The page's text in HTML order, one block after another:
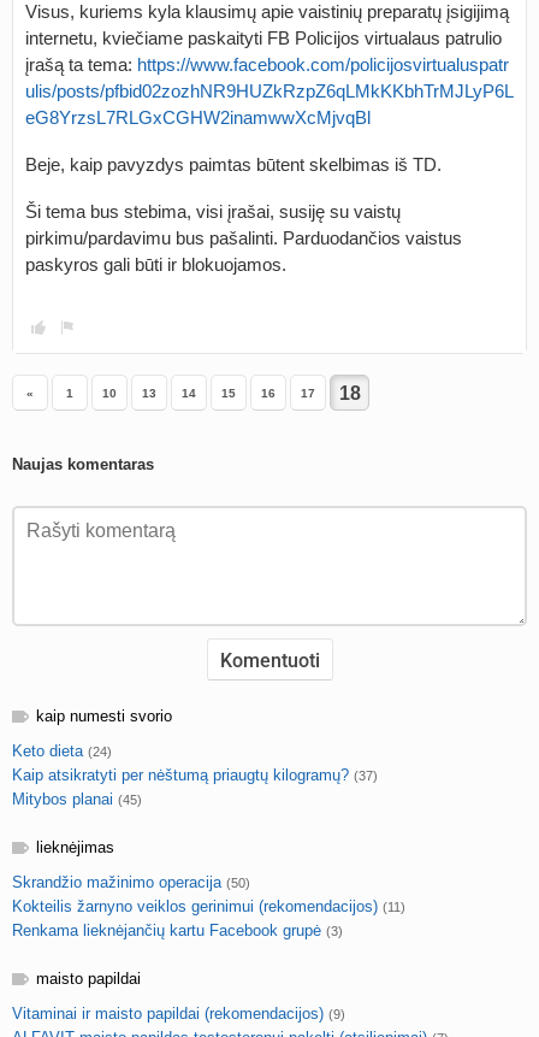
Visus, kuriems kyla klausimų apie vaistinių preparatų įsigijimą
internetu, kviečiame paskaityti FB Policijos virtualaus patrulio
įrašą ta tema: https://www.facebook.com/policijosvirtualuspatr
ulis/posts/pfbid02zozhNR9HUZkRzpZ6qLMkKKbhTrMJLyP6L
eG8YrzsL7RLGxCGHW2inamwwXcMjvqBl
Beje, kaip pavyzdys paimtas būtent skelbimas iš TD.
Ši tema bus stebima, visi įrašai, susiję su vaistų
pirkimu/pardavimu bus pašalinti. Parduodančios vaistus
paskyros gali būti ir blokuojamos.
« 1 10 13 14 15 16 17
Naujas komentaras
kaip numesti svorio
Keto dieta (24)
Kaip atsikratyti per nėštumą priaugtų kilogramų? (37)
Mitybos planai (45)
lieknėjimas
Skrandžio mažinimo operacija (50)
Kokteilis žarnyno veiklos gerinimui (rekomendacijos) (11)
Renkama lieknėjančių kartu Facebook grupė (3)
maisto papildai
Vitaminai ir maisto papildai (rekomendacijos) (9)